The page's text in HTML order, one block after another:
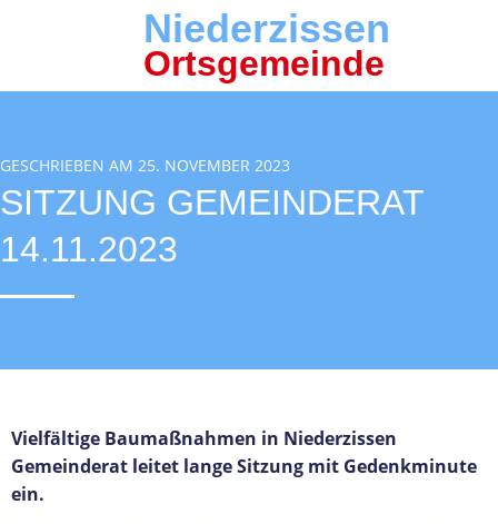
Niederzissen
Ortsgemeinde
GESCHRIEBEN AM 25. NOVEMBER 2023
SITZUNG GEMEINDERAT
14.11.2023
Vielfältige Baumaßnahmen in Niederzissen
Gemeinderat leitet lange Sitzung mit Gedenkminute
ein.